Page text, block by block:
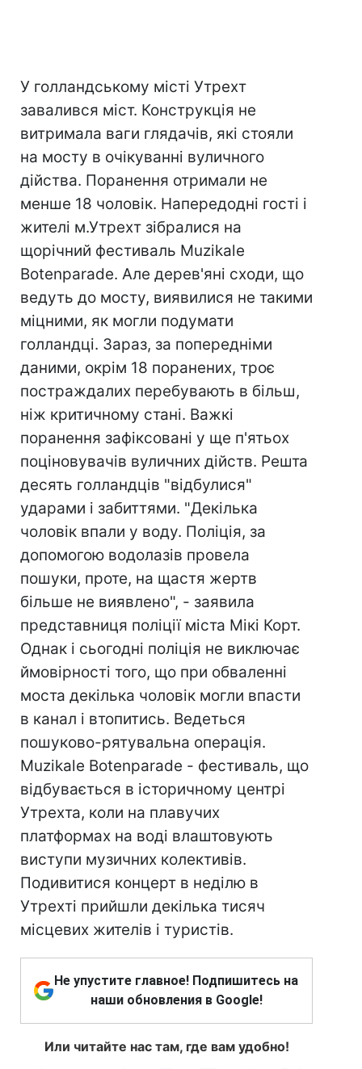
У голландському місті Утрехт
завалився міст. Конструкція не
витримала ваги глядачів, які стояли
на мосту в очікуванні вуличного
дійства. Поранення отримали не
менше 18 чоловік. Напередодні гості і
жителі м.Утрехт зібралися на
щорічний фестиваль Muzikale
Botenparade. Але дерев'яні сходи, що
ведуть до мосту, виявилися не такими
міцними, як могли подумати
голландці. Зараз, за попередніми
даними, окрім 18 поранених, троє
постраждалих перебувають в більш,
ніж критичному стані. Важкі
поранення зафіксовані у ще п'ятьох
поціновувачів вуличних дійств. Решта
десять голландців "відбулися"
ударами і забиттями. "Декілька
чоловік впали у воду. Поліція, за
допомогою водолазів провела
пошуки, проте, на щастя жертв
більше не виявлено", - заявила
представниця поліції міста Мікі Корт.
Однак і сьогодні поліція не виключає
ймовірності того, що при обваленні
моста декілька чоловік могли впасти
в канал і втопитись. Ведеться
пошуково-рятувальна операція.
Muzikale Botenparade - фестиваль, що
відбувається в історичному центрі
Утрехта, коли на плавучих
платформах на воді влаштовують
виступи музичних колективів.
Подивитися концерт в неділю в
Утрехті прийшли декілька тисяч
місцевих жителів і туристів.
Не упустите главное! Подпишитесь на
наши обновления в Google!
Или читайте нас там, где вам удобно!